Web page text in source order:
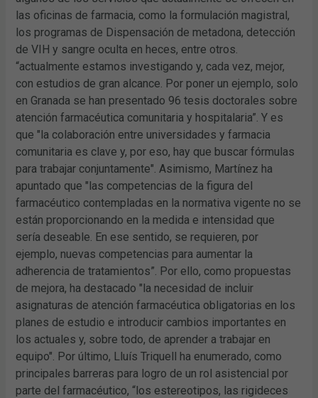
las oficinas de farmacia, como la formulación magistral,
los programas de Dispensación de metadona, detección
de VIH y sangre oculta en heces, entre otros.
“actualmente estamos investigando y, cada vez, mejor,
con estudios de gran alcance. Por poner un ejemplo, solo
en Granada se han presentado 96 tesis doctorales sobre
atención farmacéutica comunitaria y hospitalaria”. Y es
que "la colaboración entre universidades y farmacia
comunitaria es clave y, por eso, hay que buscar fórmulas
para trabajar conjuntamente". Asimismo, Martínez ha
apuntado que "las competencias de la figura del
farmacéutico contempladas en la normativa vigente no se
están proporcionando en la medida e intensidad que
sería deseable. En ese sentido, se requieren, por
ejemplo, nuevas competencias para aumentar la
adherencia de tratamientos”. Por ello, como propuestas
de mejora, ha destacado "la necesidad de incluir
asignaturas de atención farmacéutica obligatorias en los
planes de estudio e introducir cambios importantes en
los actuales y, sobre todo, de aprender a trabajar en
equipo". Por último, Lluís Triquell ha enumerado, como
principales barreras para logro de un rol asistencial por
parte del farmacéutico, “los estereotipos, las rigideces